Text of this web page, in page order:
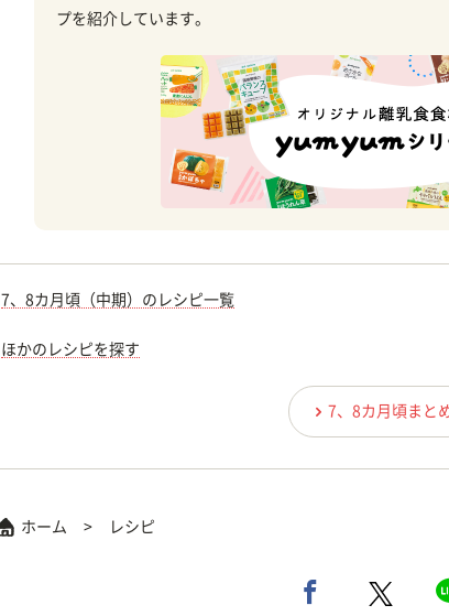
プを紹介しています。
7、8カ月頃（中期）のレシピ一覧
ほかのレシピを探す
7、8カ月頃まと
ホーム レシピ